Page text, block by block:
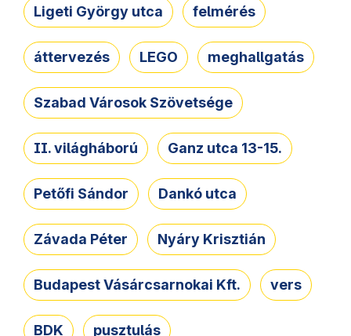
Ligeti György utca felmérés
áttervezés LEGO meghallgatás
Szabad Városok Szövetsége
II. világháború Ganz utca 13-15.
Petőfi Sándor Dankó utca
Závada Péter Nyáry Krisztián
Budapest Vásárcsarnokai Kft. vers
BDK pusztulás